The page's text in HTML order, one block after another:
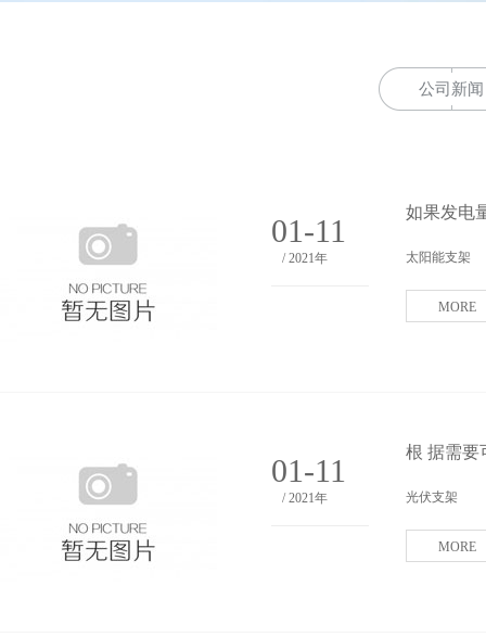
公司新闻
01-11
/ 2021年
如果发电
太阳能支架
MORE
01-11
/ 2021年
根 据需要
光伏支架
MORE